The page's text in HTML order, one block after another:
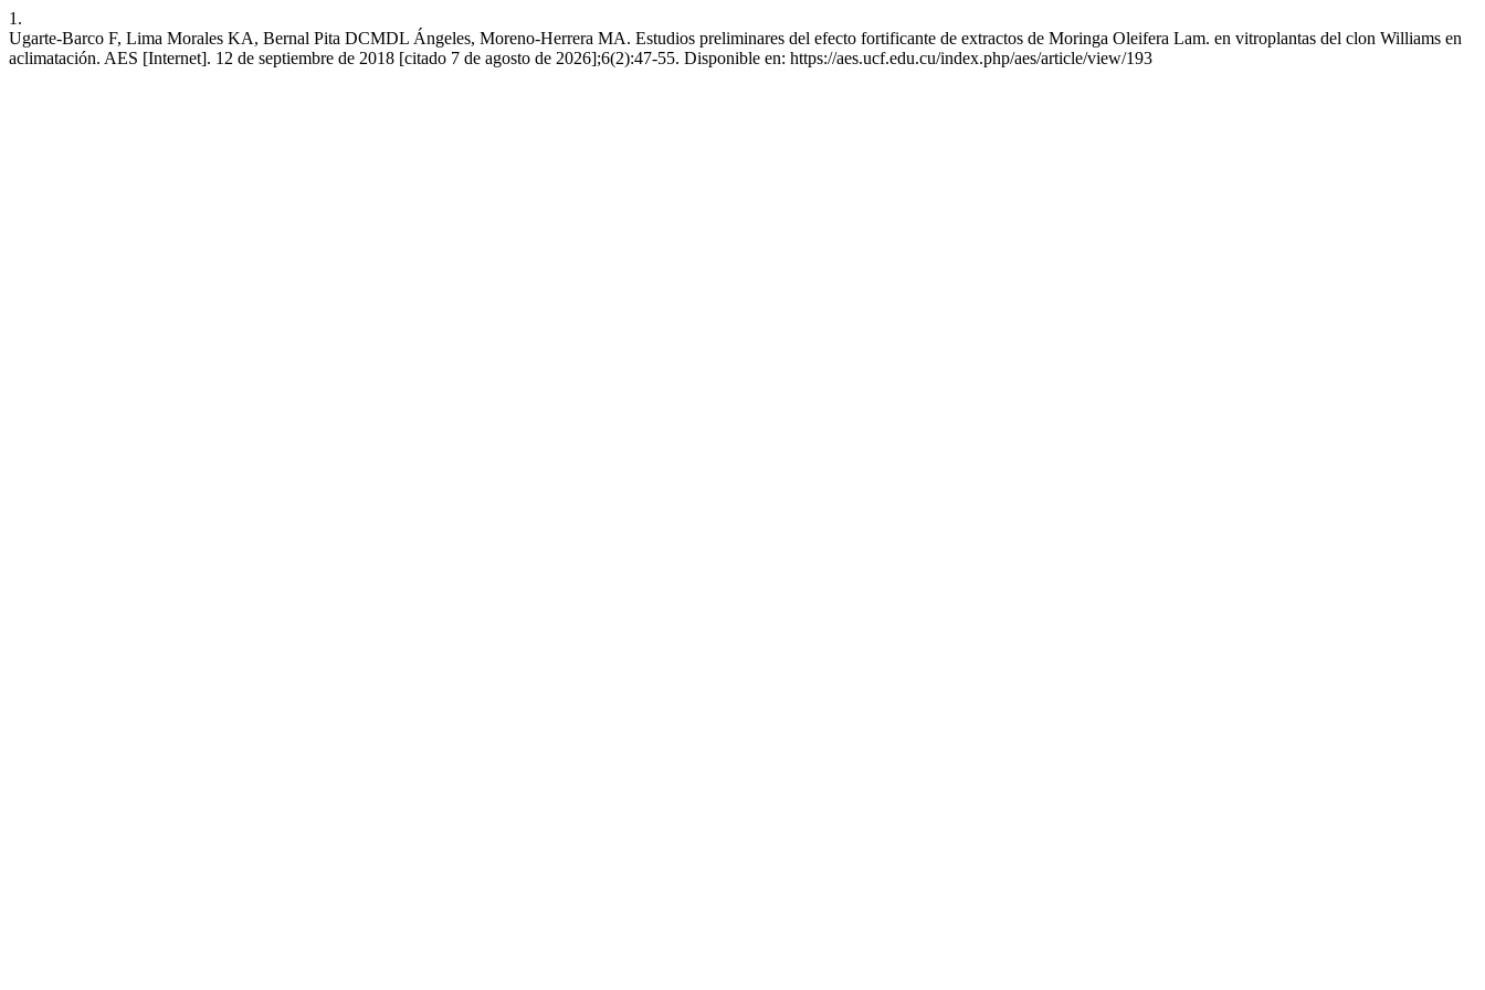
1.
Ugarte-Barco F, Lima Morales KA, Bernal Pita DCMDL Ángeles, Moreno-Herrera MA. Estudios preliminares del efecto fortificante de extractos de Moringa Oleifera Lam. en vitroplantas del clon Williams en
aclimatación. AES [Internet]. 12 de septiembre de 2018 [citado 7 de agosto de 2026];6(2):47-55. Disponible en: https://aes.ucf.edu.cu/index.php/aes/article/view/193